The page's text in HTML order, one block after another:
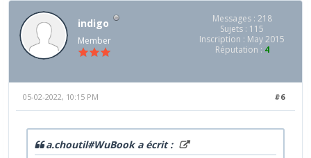
indigo
Member
Messages : 218
Sujets : 115
Inscription : May 2015
Réputation : 4
#6
05-02-2022, 10:15 PM
a.choutil#WuBook a écrit :